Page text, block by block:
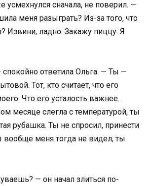
усмехнулся сначала, не поверил. —
меня разыграть? Из-за того, что
Извини, ладно. Закажу пиццу. Я
ответила Ольга. — Ты —
Тот, кто считает, что его
Что его усталость важнее.
месяце слегла с температурой, ты
рубашка. Ты не спросил, принести
вообще меня тогда не видел, ты
— он начал злиться по-